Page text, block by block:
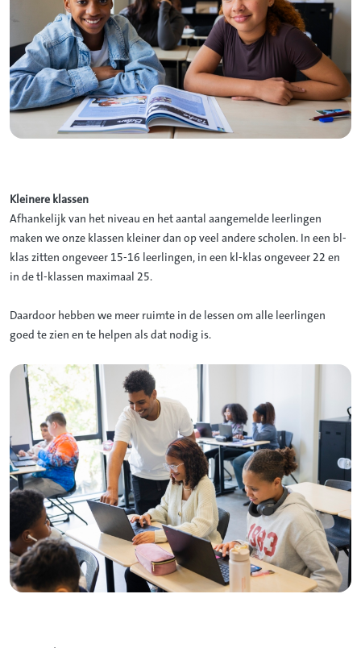
Kleinere klassen
Afhankelijk van het niveau en het aantal aangemelde leerlingen
maken we onze klassen kleiner dan op veel andere scholen. In een bl-
klas zitten ongeveer 15-16 leerlingen, in een kl-klas ongeveer 22 en
in de tl-klassen maximaal 25.
Daardoor hebben we meer ruimte in de lessen om alle leerlingen
goed te zien en te helpen als dat nodig is.